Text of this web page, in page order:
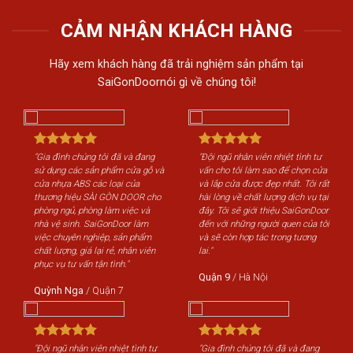
CẢM NHẬN KHÁCH HÀNG
Hãy xem khách hàng đã trải nghiệm sản phẩm tại
SaiGonDoornói gì về chúng tôi!
"Gia đình chúng tôi đã và đang
sử dụng các sản phẩm cửa gỗ và
cửa nhựa ABS các loại của
thương hiệu SÀI GÒN DOOR cho
phòng ngủ, phòng làm việc và
nhà vệ sinh. SaiGonDoor làm
việc chuyên nghiệp, sản phẩm
chất lượng, giá lại rẻ, nhân viên
phục vụ tư vấn tận tình."
Quỳnh Nga / Quận 7
"Đội ngũ nhân viên nhiệt tình tư
vấn cho tôi làm sao để chọn cửa
và lắp cửa được đẹp nhất. Tôi rất
hài lòng về chất lượng dịch vụ tại
đây. Tôi sẽ giới thiệu SaiGonDoor
đến với những người quen của tôi
và sẽ còn hợp tác trong tương
lai."
Quận 9 / Hà Nội
"Đội ngũ nhân viên nhiệt tình tư
"Gia đình chúng tôi đã và đang